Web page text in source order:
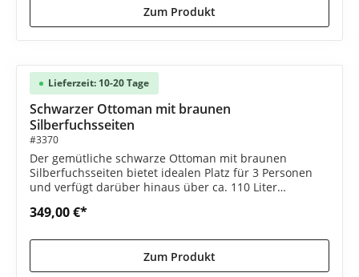
Zum Produkt
Lieferzeit: 10-20 Tage
Schwarzer Ottoman mit braunen
Silberfuchsseiten
#3370
Der gemütliche schwarze Ottoman mit braunen
Silberfuchsseiten bietet idealen Platz für 3 Personen
und verfügt darüber hinaus über ca. 110 Liter
349,00 €*
Zum Produkt